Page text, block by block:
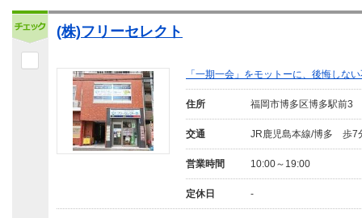
(株)フリーセレクト
「一期一会」をモットーに、後悔しな
住所 福岡市博多区博多駅前3
交通 JR鹿児島本線/博多 歩7
営業時間 10:00～19:00
定休日 -